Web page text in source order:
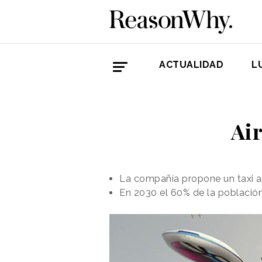
ACTUALIDAD
La compañía propone un taxi
En 2030 el 60% de la